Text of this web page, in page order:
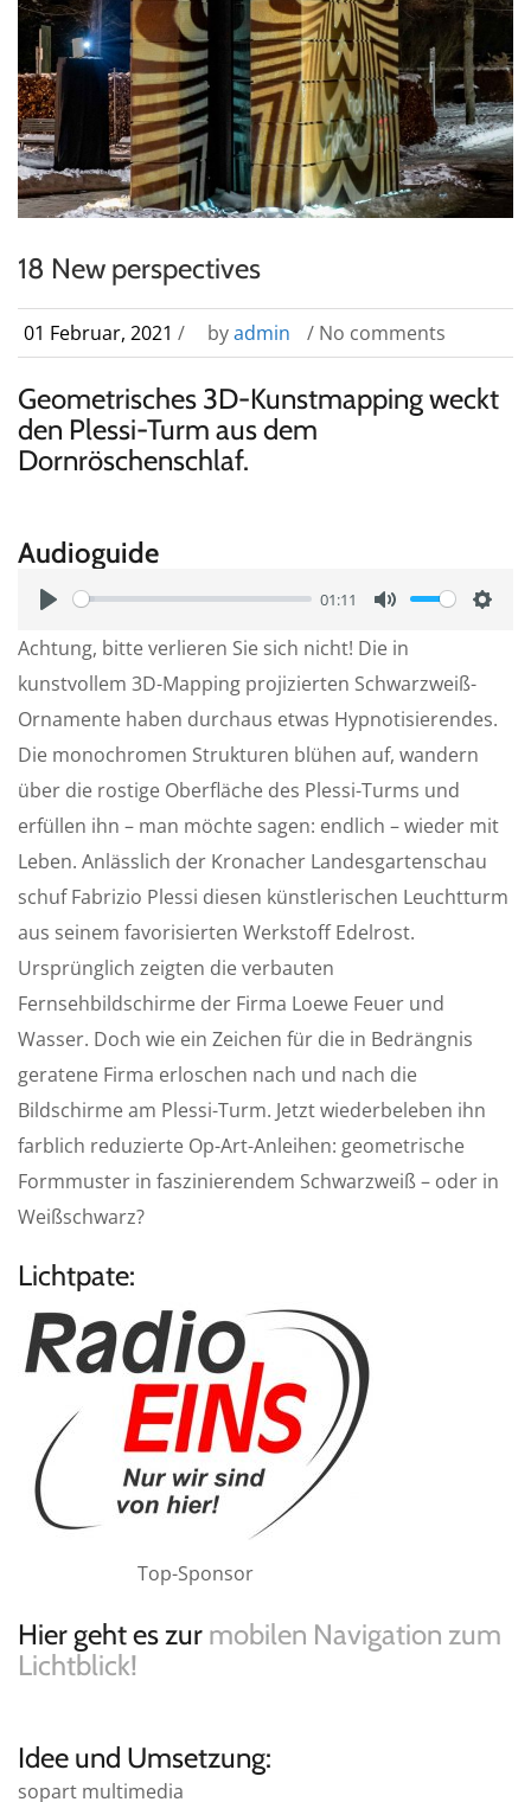
18 New perspectives
01 Februar, 2021 / byadmin / No comments
Geometrisches 3D-Kunstmapping weckt
den Plessi-Turm aus dem
Dornröschenschlaf.
Audioguide
l
a
y
01:11
u
t
e
t
g
Achtung, bitte verlieren Sie sich nicht! Die in
kunstvollem 3D-Mapping projizierten Schwarzweiß-
Ornamente haben durchaus etwas Hypnotisierendes.
Die monochromen Strukturen blühen auf, wandern
über die rostige Oberfläche des Plessi-Turms und
erfüllen ihn – man möchte sagen: endlich – wieder mit
Leben. Anlässlich der Kronacher Landesgartenschau
schuf Fabrizio Plessi diesen künstlerischen Leuchtturm
aus seinem favorisierten Werkstoff Edelrost.
Ursprünglich zeigten die verbauten
Fernsehbildschirme der Firma Loewe Feuer und
Wasser. Doch wie ein Zeichen für die in Bedrängnis
geratene Firma erloschen nach und nach die
Bildschirme am Plessi-Turm. Jetzt wiederbeleben ihn
farblich reduzierte Op-Art-Anleihen: geometrische
Formmuster in faszinierendem Schwarzweiß – oder in
Weißschwarz?
Lichtpate:
Top-Sponsor
Hier geht es zur mobilen Navigation zum
Lichtblick!
Idee und Umsetzung:
sopart multimedia